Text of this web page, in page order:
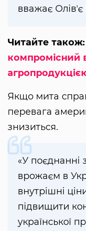
вважає Олівʼє
Читайте також:
компромісний
Якщо мита
перевага
знизиться.
«У поєднанні
врожаєм в
внутрішні
підвищити
української